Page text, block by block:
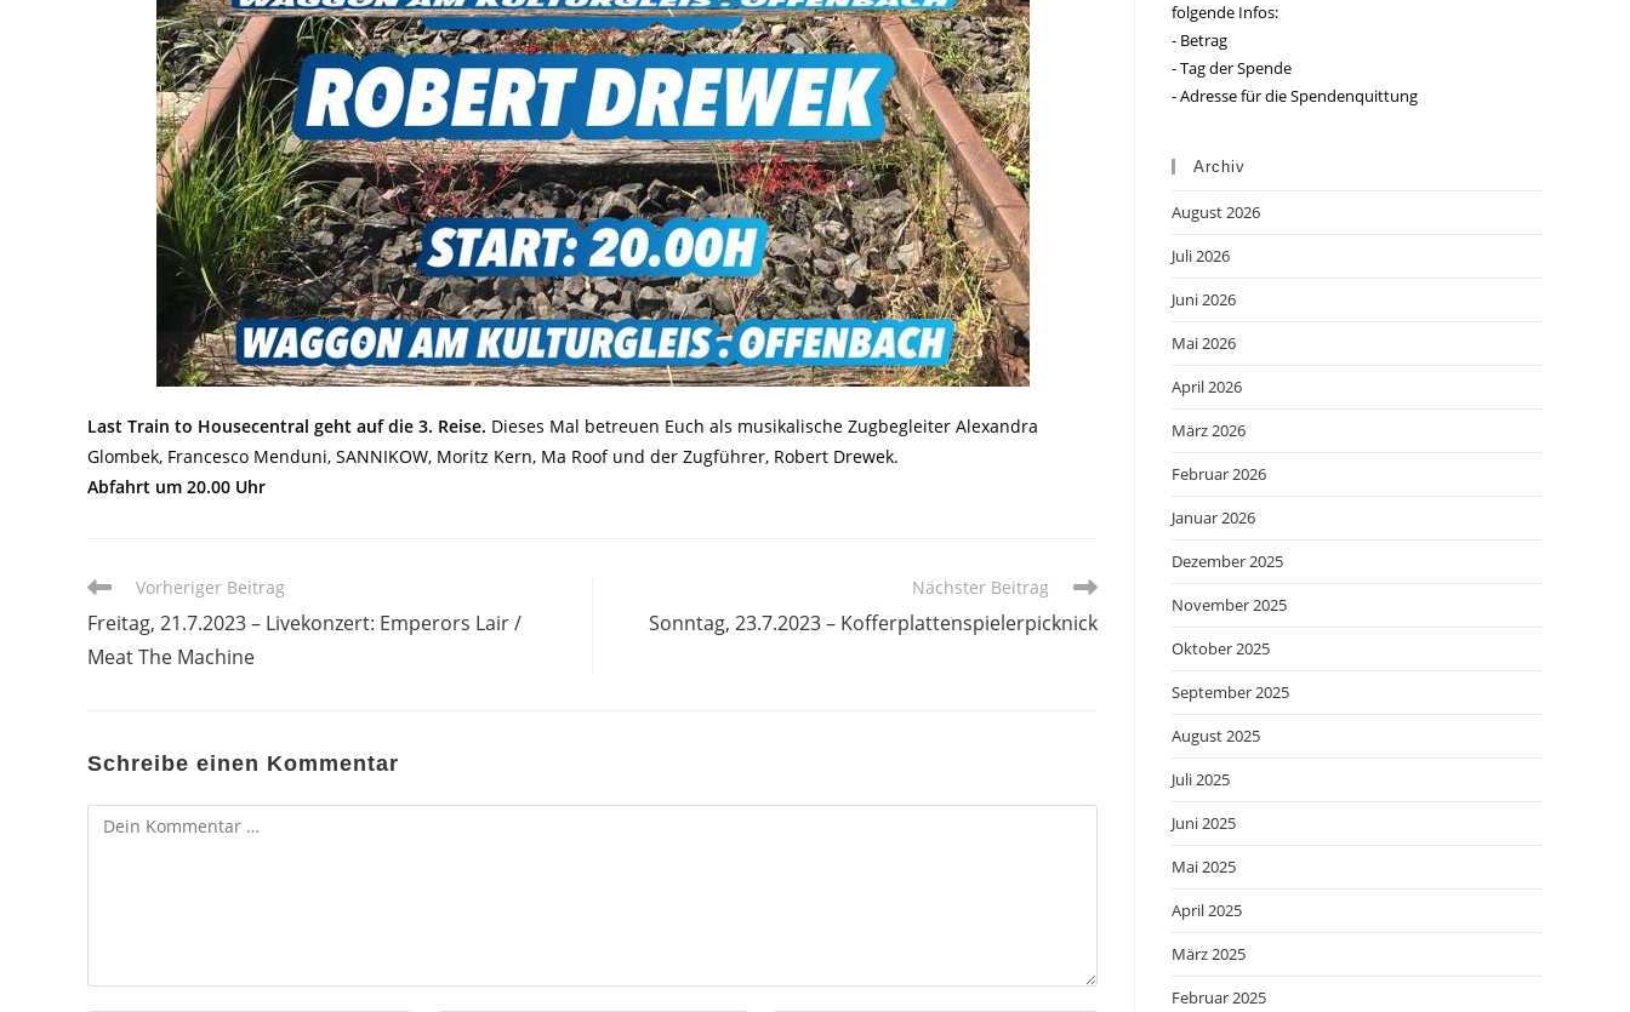
Last Train to Housecentral geht auf die 3. Reise. Dieses Mal betreuen Euch als musikalische Zugbegleiter Alexandra
Glombek, Francesco Menduni, SANNIKOW, Moritz Kern, Ma Roof und der Zugführer, Robert Drewek.
Abfahrt um 20.00 Uhr
Weitere
ansehen
Vorheriger Beitrag
Freitag, 21.7.2023 – Livekonzert: Emperors Lair /
Meat The Machine
Nächster Beitrag
Sonntag, 23.7.2023 – Kofferplattenspielerpicknick
Schreibe einen Kommentar
Kommentar
folgende Infos:
- Betrag
- Tag der Spende
- Adresse für die Spendenquittung
Archiv
August 2026
Juli 2026
Juni 2026
Mai 2026
April 2026
März 2026
Februar 2026
Januar 2026
Dezember 2025
November 2025
Oktober 2025
September 2025
August 2025
Juli 2025
Juni 2025
Mai 2025
April 2025
März 2025
Februar 2025